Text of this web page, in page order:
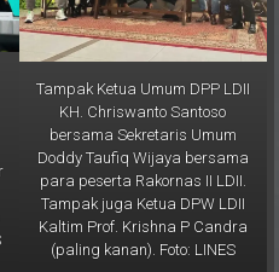
Tampak Ketua Umum DPP LDII
KH. Chriswanto Santoso
bersama Sekretaris Umum
Doddy Taufiq Wijaya bersama
para peserta Rakornas II LDII.
Tampak juga Ketua DPW LDII
Kaltim Prof. Krishna P Candra
(paling kanan). Foto: LINES